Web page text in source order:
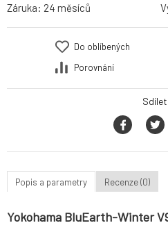
Záruka: 24 měsíců
Do oblíbených
Porovnání
Sdílet
Popis a parametry Recenze (0)
Yokohama BluEarth-Winter